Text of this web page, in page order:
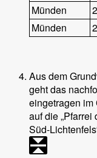
Münden
2
Münden
2
Aus dem
geht das
eingetragen im
auf die
Süd-